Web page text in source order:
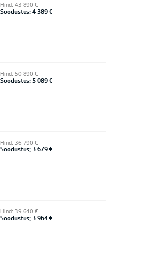
Hind: 43 890 €
Soodustus: 4 389 €
Hind: 50 890 €
Soodustus: 5 089 €
Hind: 36 790 €
Soodustus: 3 679 €
Hind: 39 640 €
Soodustus: 3 964 €